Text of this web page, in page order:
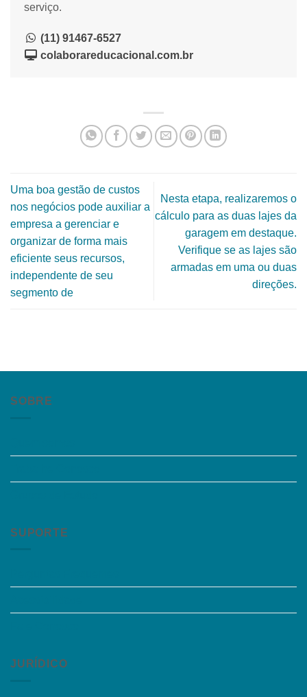
serviço.
(11) 91467-6527
colaborareducacional.com.br
Uma boa gestão de custos
nos negócios pode auxiliar a
empresa a gerenciar e
organizar de forma mais
eficiente seus recursos,
independente de seu
segmento de
Nesta etapa, realizaremos o
cálculo para as duas lajes da
garagem em destaque.
Verifique se as lajes são
armadas em uma ou duas
direções.
SOBRE
SUPORTE
JURÍDICO